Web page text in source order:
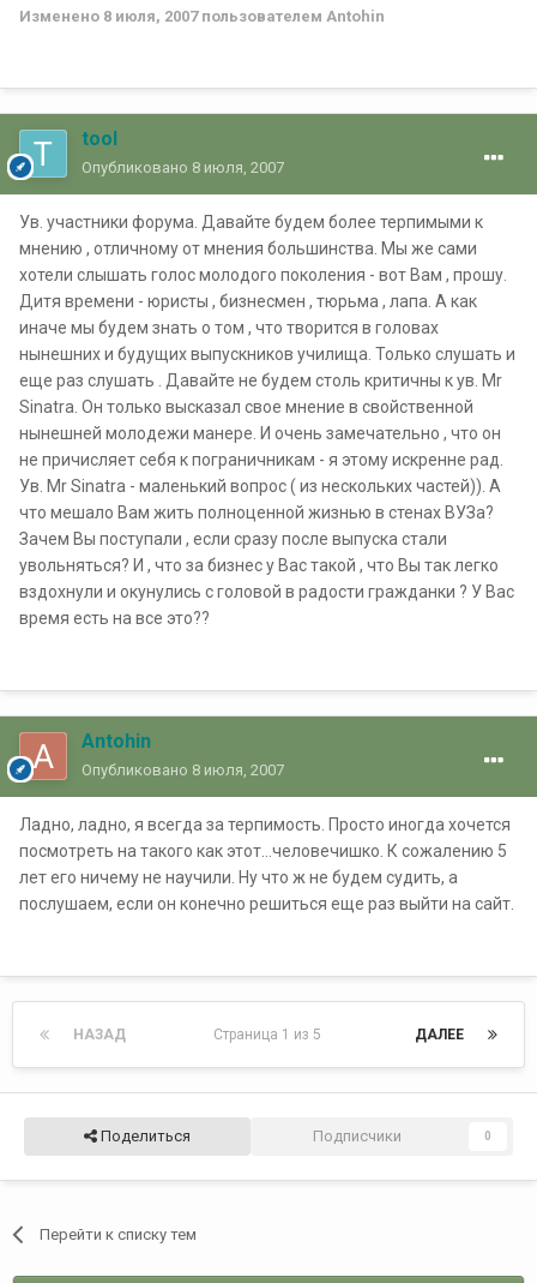
Изменено 8 июля, 2007пользователем Antohin
tool
Опубликовано 8 июля, 2007
Ув. участники форума. Давайте будем более терпимыми к
мнению , отличному от мнения большинства. Мы же сами
хотели слышать голос молодого поколения - вот Вам , прошу.
Дитя времени - юристы , бизнесмен , тюрьма , лапа. А как
иначе мы будем знать о том , что творится в головах
нынешних и будущих выпускников училища. Только слушать и
еще раз слушать . Давайте не будем столь критичны к ув. Mr
Sinatra. Он только высказал свое мнение в свойственной
нынешней молодежи манере. И очень замечательно , что он
не причисляет себя к пограничникам - я этому искренне рад.
Ув. Mr Sinatra - маленький вопрос ( из нескольких частей)). А
что мешало Вам жить полноценной жизнью в стенах ВУЗа?
Зачем Вы поступали , если сразу после выпуска стали
увольняться? И , что за бизнес у Вас такой , что Вы так легко
вздохнули и окунулись с головой в радости гражданки ? У Вас
время есть на все это??
Antohin
Опубликовано 8 июля, 2007
Ладно, ладно, я всегда за терпимость. Просто иногда хочется
посмотреть на такого как этот...человечишко. К сожалению 5
лет его ничему не научили. Ну что ж не будем судить, а
послушаем, если он конечно решиться еще раз выйти на сайт.
НАЗАД ДАЛЕЕ
Страница 1 из 5
Поделиться Подписчики 0
Перейти к списку тем